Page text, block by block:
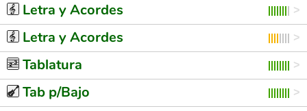
Letra y Acordes
Letra y Acordes
Tablatura
Tab p/Bajo